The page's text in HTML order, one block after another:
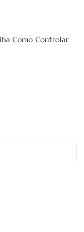
Como Controlar